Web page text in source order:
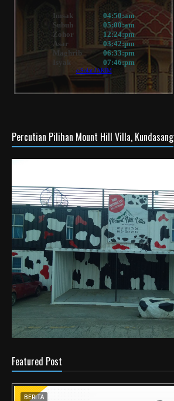
Percutian Pilihan Mount Hill Villa, Kundasang
Featured Post
BERITA